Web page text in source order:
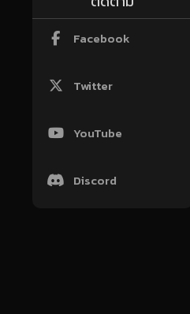
Facebook
Twitter
YouTube
Discord